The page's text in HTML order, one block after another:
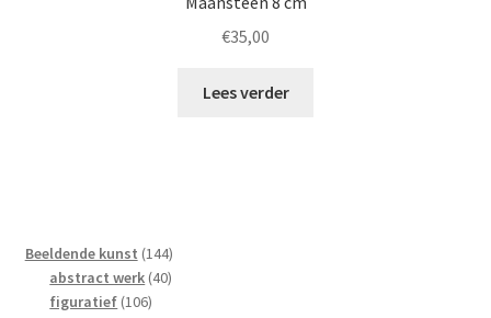
€35,00
Lees verder
Beeldende kunst 144144
producten
abstract werk 4040
figuratief 106106